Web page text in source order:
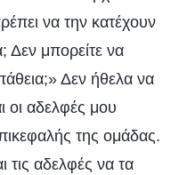
να την κατέχουν
Δεν μπορείτε να
Δεν ήθελα να
οι αδελφές μου
της ομάδας.
αδελφές να τα